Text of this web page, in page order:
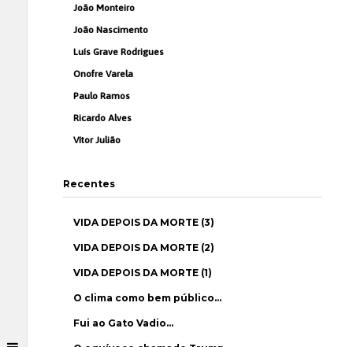
João Monteiro
João Nascimento
Luís Grave Rodrigues
Onofre Varela
Paulo Ramos
Ricardo Alves
Vítor Julião
Recentes
VIDA DEPOIS DA MORTE (3)
VIDA DEPOIS DA MORTE (2)
VIDA DEPOIS DA MORTE (1)
O clima como bem público…
Fui ao Gato Vadio…